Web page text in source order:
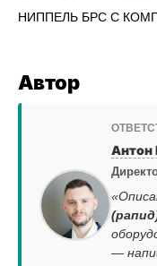
НИППЕЛЬ БРС С
Автор
Антон
—